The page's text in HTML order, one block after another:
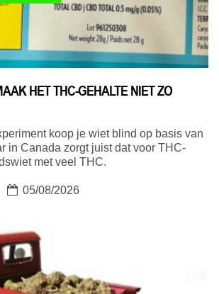
HET THC-GEHALTE NIET ZO
koop je wiet blind op basis van
in Canada zorgt juist dat voor THC-
met veel THC.
05/08/2026